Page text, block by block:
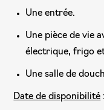
Une entrée.
Une pièce de vie
électrique, frigo
Une salle de
Date de disponibilité